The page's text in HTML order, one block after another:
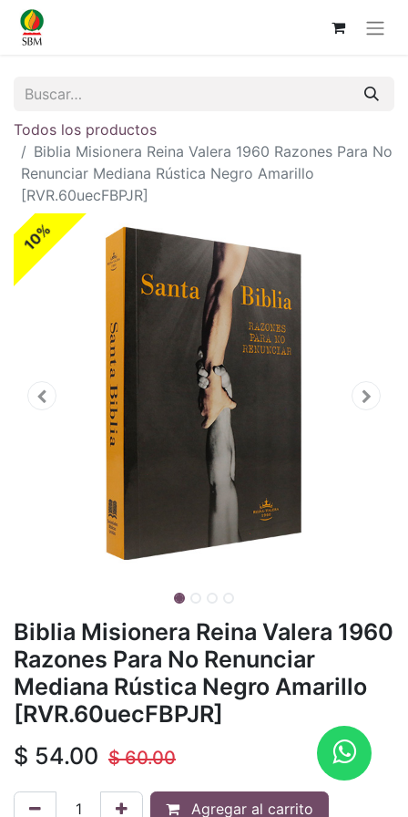
Todos los productos
Biblia Misionera Reina Valera 1960 Razones Para No
Renunciar Mediana Rústica Negro Amarillo
[RVR.60uecFBPJR]
10%
Biblia Misionera Reina Valera 1960
Razones Para No Renunciar
Mediana Rústica Negro Amarillo
[RVR.60uecFBPJR]
$ 54.00 $60.00
Agregar al carrito